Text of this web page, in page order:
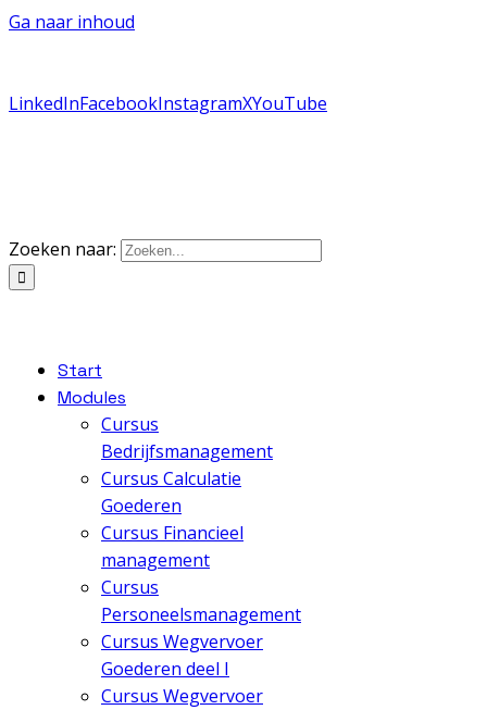
Ga naar inhoud
LinkedInFacebookInstagramXYouTube
Zoeken naar:
Start
Modules
Cursus
Bedrijfsmanagement
Cursus Calculatie
Goederen
Cursus Financieel
management
Cursus
Personeelsmanagement
Cursus Wegvervoer
Goederen deel I
Cursus Wegvervoer